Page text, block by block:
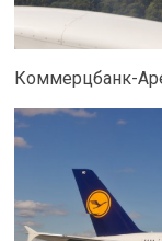
Коммерцбанк-